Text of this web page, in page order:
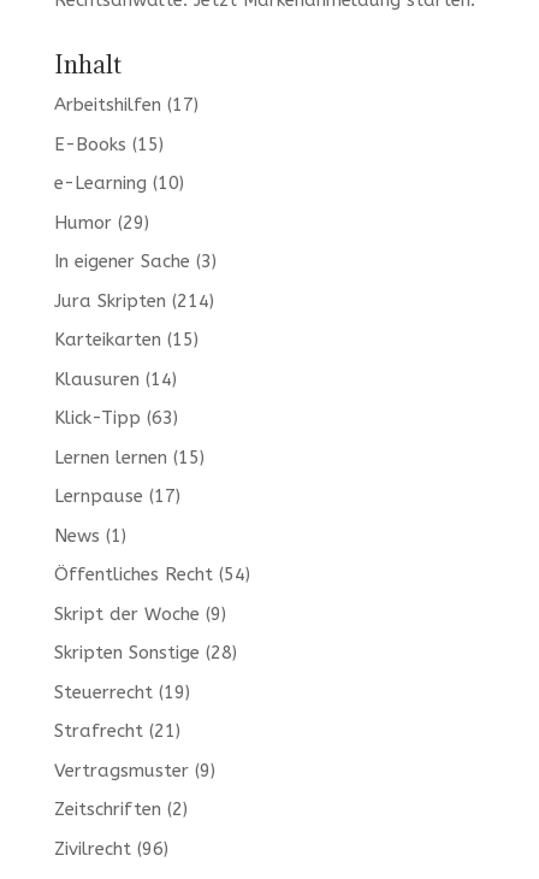
Inhalt
Arbeitshilfen (17)
E-Books (15)
e-Learning (10)
Humor(29)
In eigener Sache (3)
Jura Skripten (214)
Karteikarten (15)
Klausuren (14)
Klick-Tipp (63)
Lernen lernen (15)
Lernpause (17)
News (1)
Öffentliches Recht(54)
Skript der Woche (9)
Skripten Sonstige (28)
Steuerrecht(19)
Strafrecht(21)
Vertragsmuster(9)
Zeitschriften (2)
Zivilrecht(96)